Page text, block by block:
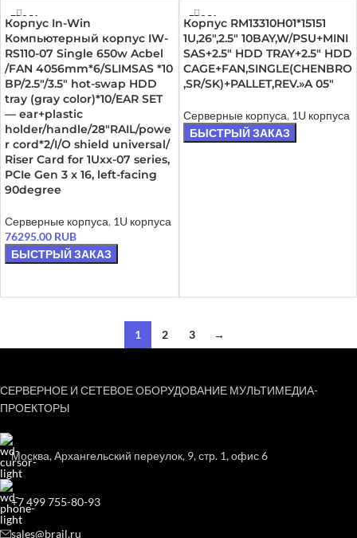
ПРОДА
НО
Корпус In-Win
Компьютерный корпус IW-
RS110-07 Single 650w Acbel
/FAN 4056mm*6/SLIMSAS *10
BP/2.5″/3.5″ hot-swap HDD
tray (gray color)*10/EAR SET
— ear+plastic
holder/handle/28″RAIL/powe
r cord*2/I/O shield universal/
Riser Card for 1Uxx-07 series,
PCIe Gen 3 x 16, left-facing
90degree
Серверные корпуса, 1U корпуса
76295.00 RUB
БЫСТРЫЙ ЗАКАЗ
ПРОДА
НО
Корпус RM13310H01*15151
1U,26″,2.5″ 10BAY,W/PSU+MINI
SAS+2.5″ HDD TRAY+2.5″ HDD
CAGE+FAN,SINGLE(CHENBRO
,SR/SK)+PALLET,REV.»A 05″
Серверные корпуса, 1U корпуса
БЫСТРЫЙ ЗАКАЗ
1 2 3 →
СЕРВЕРНОЕ И СЕТЕВОЕ ОБОРУДОВАНИЕ МУЛЬТИМЕДИА-
ПРОЕКТОРЫ
Москва, Архангельский переулок, 9, стр. 1, офис 6
+7 499 755-80-93
sales@brail.ru